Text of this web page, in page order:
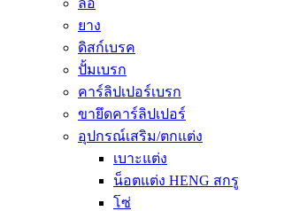
ล้อ
ยาง
ดิสก์เบรค
ปั้มเบรก
คาร์ลิปเปอร์เบรก
ขายึดคาร์ลิปเปอร์
อุปกรณ์เสริม/ตกแต่ง
เบาะแต่ง
น็อตแต่ง HENG สกรู
โซ่